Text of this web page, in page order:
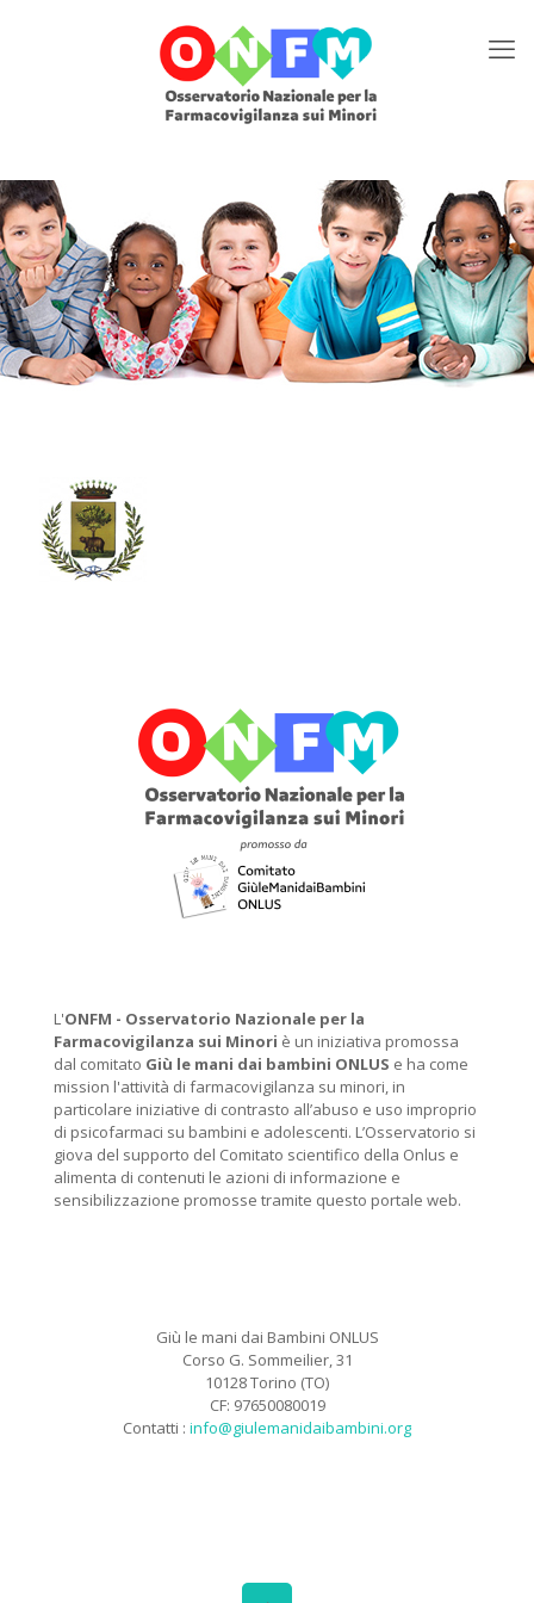
L'ONFM - Osservatorio Nazionale per la
Farmacovigilanza sui Minori è un iniziativa promossa
dal comitato Giù le mani dai bambini ONLUS e ha come
mission l'attività di farmacovigilanza su minori, in
particolare iniziative di contrasto all’abuso e uso improprio
di psicofarmaci su bambini e adolescenti. L’Osservatorio si
giova del supporto del Comitato scientifico della Onlus e
alimenta di contenuti le azioni di informazione e
sensibilizzazione promosse tramite questo portale web.
Giù le mani dai Bambini ONLUS
Corso G. Sommeilier, 31
10128 Torino (TO)
CF: 97650080019
Contatti : info@giulemanidaibambini.org